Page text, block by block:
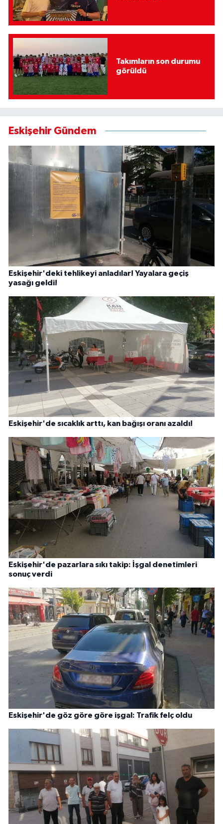
Takımların son durumu
görüldü
Eskişehir Gündem
Eskişehir'deki tehlikeyi anladılar! Yayalara geçiş
yasağı geldi!
Eskişehir'de sıcaklık arttı, kan bağışı oranı azaldı!
Eskişehir'de pazarlara sıkı takip: İşgal denetimleri
sonuç verdi
Eskişehir'de göz göre göre işgal: Trafik felç oldu